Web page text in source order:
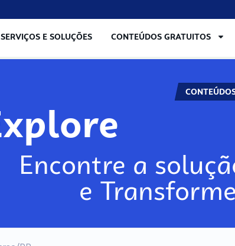
SERVIÇOS E SOLUÇÕES CONTEÚDOS GRATUITOS
Explore
Encontre a
e